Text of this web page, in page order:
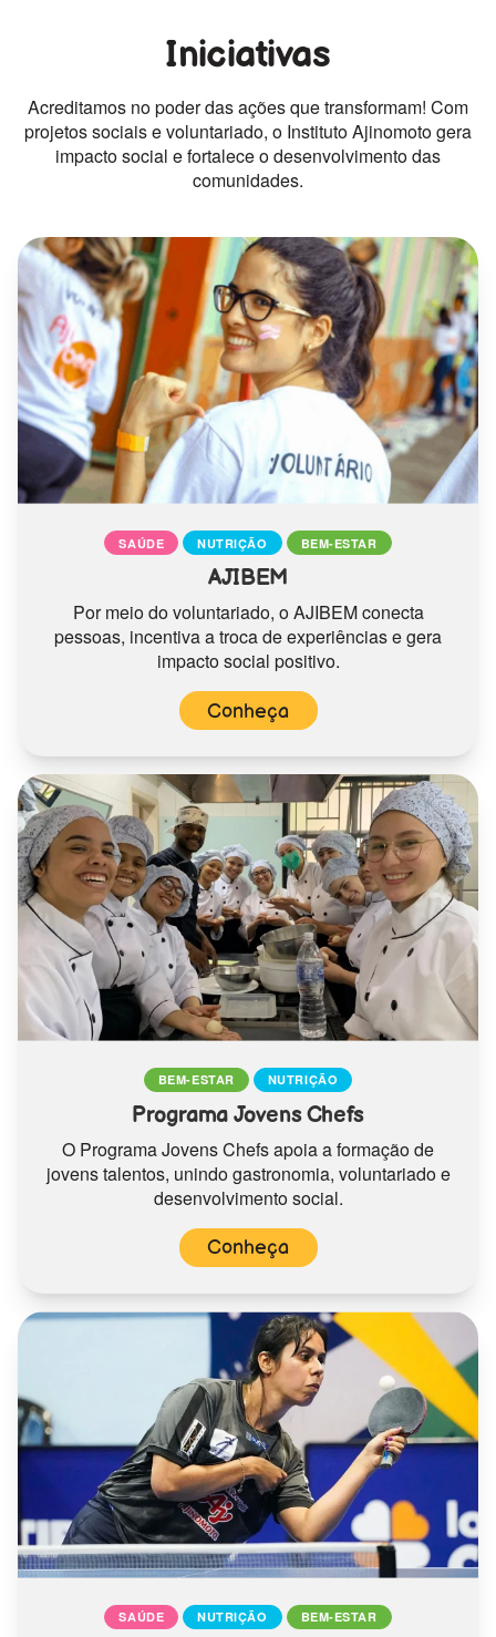
Iniciativas
Acreditamos no poder das ações que transformam! Com
projetos sociais e voluntariado, o Instituto Ajinomoto gera
impacto social e fortalece o desenvolvimento das
comunidades.
SAÚDE NUTRIÇÃO BEM-ESTAR
AJIBEM
Por meio do voluntariado, o AJIBEM conecta
pessoas, incentiva a troca de experiências e gera
impacto social positivo.
Conheça
BEM-ESTAR NUTRIÇÃO
Programa Jovens Chefs
O Programa Jovens Chefs apoia a formação de
jovens talentos, unindo gastronomia, voluntariado e
desenvolvimento social.
Conheça
SAÚDE NUTRIÇÃO BEM-ESTAR